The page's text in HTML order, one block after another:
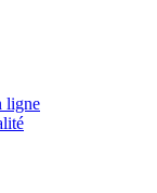
ligne